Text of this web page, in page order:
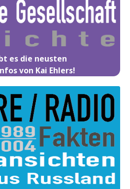
es die neusten
von Kai Ehlers!